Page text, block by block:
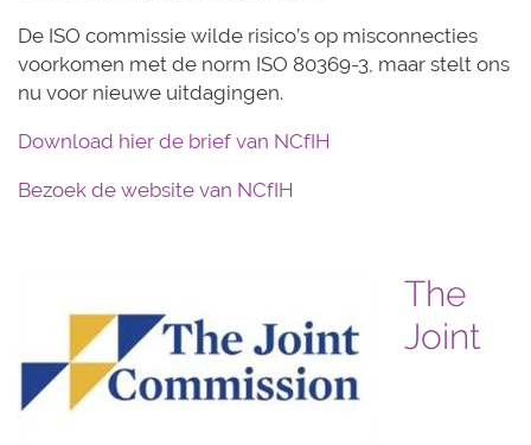
De ISO commissie wilde risico’s op misconnecties
voorkomen met de norm ISO 80369-3, maar stelt ons
nu voor nieuwe uitdagingen.
Download hier de brief van NCfIH
Bezoek de website van NCfIH
The
Joint